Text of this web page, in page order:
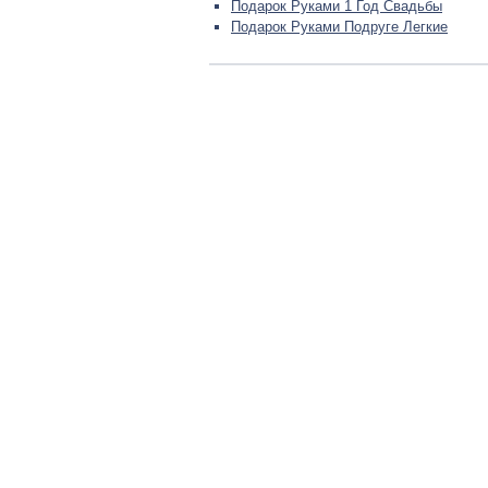
Подарок Руками 1 Год Свадьбы
Подарок Руками Подруге Легкие